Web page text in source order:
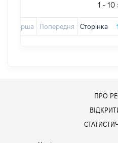
1 - 10
Перша Попередня Сторінка
ПРО